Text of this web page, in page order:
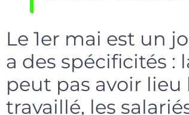
Le 1er mai est un
a des spécificités :
peut pas avoir lieu
travaillé, les